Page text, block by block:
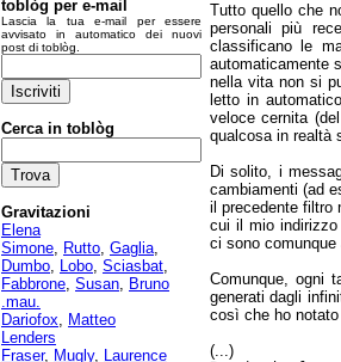
toblòg per e-mail
Lascia la tua e-mail per essere
avvisato in automatico dei nuovi
post di toblòg.
Cerca in toblòg
Gravitazioni
Elena
Simone, Rutto, Gaglia,
Dumbo, Lobo, Sciasbat,
Fabbrone, Susan, Bruno
.mau.
Dariofox, Matteo
Lenders
Fraser, Mugly, Laurence
Tutto quello che
personali più
classificano le
automaticamente
nella vita non si
letto in
veloce cernita
qualcosa in realtà
Di solito, i
cambiamenti (ad
il precedente filtro
cui il mio
ci sono
Comunque, ogni
generati dagli
così che ho
(...)